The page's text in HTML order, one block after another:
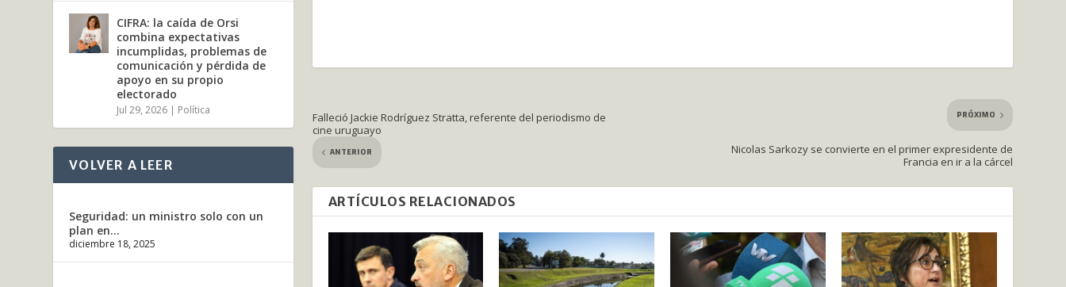
Falleció Jackie Rodríguez Stratta, referente del periodismo de
cine uruguayo
ANTERIOR
PRÓXIMO
Nicolas Sarkozy se convierte en el primer expresidente de
Francia en ir a la cárcel
ARTÍCULOS RELACIONADOS
CIFRA: la caída de Orsi
combina expectativas
incumplidas, problemas de
comunicación y pérdida de
apoyo en su propio
electorado
Jul 29, 2026 | Política
VOLVER A LEER
Seguridad: un ministro solo con un
plan en...
diciembre 18, 2025